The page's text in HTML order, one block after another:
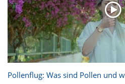
Pollenflug: Was sind Pollen und